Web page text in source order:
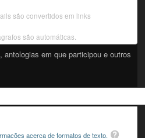
são convertidos em links
são automáticas.
em que participou e outros
acerca de formatos de texto.